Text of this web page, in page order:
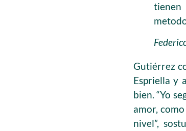
tienen
Gutiérrez
Espriella y
bien. “Yo
amor,
nivel”,